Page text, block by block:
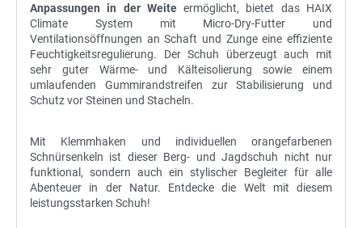
Anpassungen in der Weiteermöglicht, bietet das HAIX
Climate System mit Micro-Dry-Futter und
Ventilationsöffnungen an Schaft und Zunge eine effiziente
Feuchtigkeitsregulierung. Der Schuh überzeugt auch mit
sehr guter Wärme- und Kälteisolierung sowie einem
umlaufenden Gummirandstreifen zur Stabilisierung und
Schutz vor Steinen und Stacheln.
Mit Klemmhaken und individuellen orangefarbenen
Schnürsenkeln ist dieser Berg- und Jagdschuh nicht nur
funktional, sondern auch ein stylischer Begleiter für alle
Abenteuer in der Natur. Entdecke die Welt mit diesem
leistungsstarken Schuh!